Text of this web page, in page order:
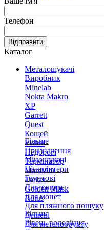
Телефон
Відправити
Каталог
Металошукачі
Виробник
Minelab
Nokta Makro
XP
Garrett
Quest
Кощей
Fisher
Недорогі
Термінатор
MarsMD
Treker
Golden Mask
Rutus
Більше
Призначення
Міношукачі
Пінпоінтери
Грунтові
Для золота
Для монет
Для пляжного пошуку
Дешеві
Для металобрухту
Більше
Рівень володіння